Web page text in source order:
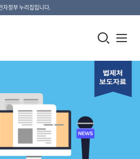
자정부 누리집입니다.
모
창